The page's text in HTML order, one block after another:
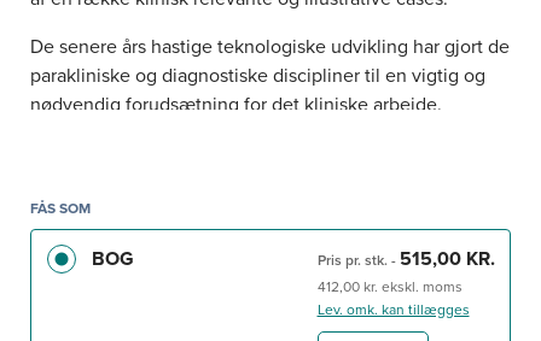
De senere års hastige teknologiske udvikling har gjort de
parakliniske og diagnostiske discipliner til en vigtig og
nødvendig forudsætning for det kliniske arbejde.
Bogen, som er en videreførelse af
diagnostiske fag
, er primært tænkt som en lærebog for
medicinstuderende. Bogen har fokus på den viden, som
alle basislæger bør være i besiddelse af, men andre
FÅS SOM
BOG Pris pr. stk. - 515,00 KR.
412,00 kr. ekskl. moms
Lev. omk. kan tillægges